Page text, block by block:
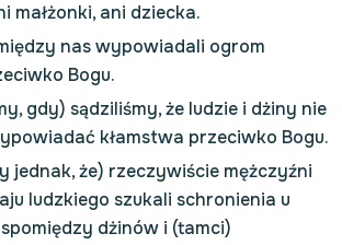
małżonki, ani dziecka.
nas wypowiadali ogrom
Bogu.
gdy) sądziliśmy, że ludzie i dżiny nie
kłamstwa przeciwko Bogu.
jednak, że) rzeczywiście mężczyźni
ludzkiego szukali schronienia u
dżinów i (tamci)